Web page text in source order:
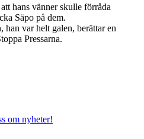
hans vänner skulle förråda
Säpo på dem.
var helt galen, berättar en
Pressarna.
om nyheter!